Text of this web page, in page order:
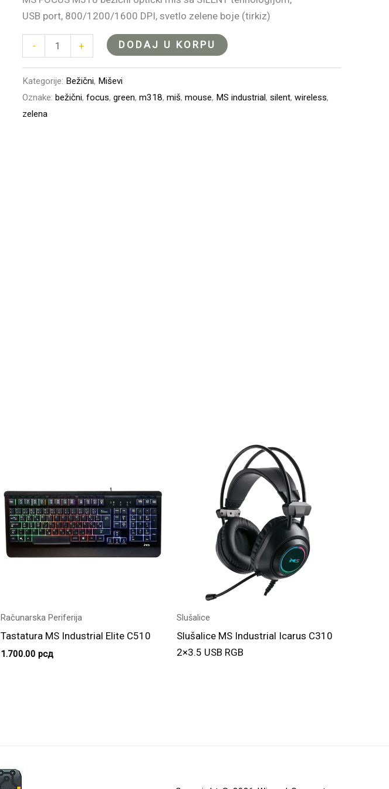
USB port, 800/1200/1600 DPI, svetlo zelene boje (tirkiz)
-
tirkiz
+
DODAJ U KORPU
Kategorije: Bežični, Miševi
Oznake:bežični,focus,green,m318,miš,mouse, MS industrial,silent,wireless,
zelena
Računarska Periferija
Tastatura MS Industrial Elite C510
1.700.00 рсд
Slušalice
Slušalice MS Industrial Icarus C310
2×3.5 USB RGB